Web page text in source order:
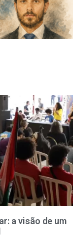
a visão de um